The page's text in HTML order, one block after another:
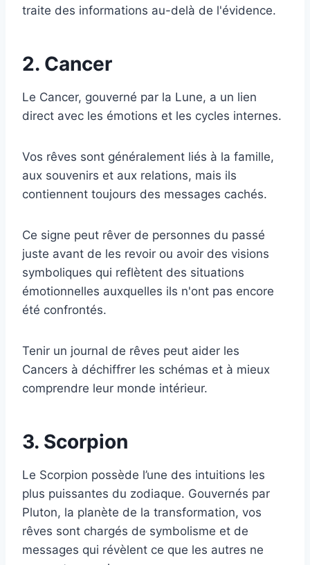
traite des informations au-delà de l'évidence.
2. Cancer
Le Cancer, gouverné par la Lune, a un lien
direct avec les émotions et les cycles internes.
Vos rêves sont généralement liés à la famille,
aux souvenirs et aux relations, mais ils
contiennent toujours des messages cachés.
Ce signe peut rêver de personnes du passé
juste avant de les revoir ou avoir des visions
symboliques qui reflètent des situations
émotionnelles auxquelles ils n'ont pas encore
été confrontés.
Tenir un journal de rêves peut aider les
Cancers à déchiffrer les schémas et à mieux
comprendre leur monde intérieur.
3. Scorpion
Le Scorpion possède l’une des intuitions les
plus puissantes du zodiaque. Gouvernés par
Pluton, la planète de la transformation, vos
rêves sont chargés de symbolisme et de
messages qui révèlent ce que les autres ne